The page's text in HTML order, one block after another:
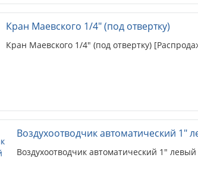
Кран Маевского 1/4" (под отвертку)
Кран Маевского 1/4" (под отвертку)
Воздухоотводчик автоматический 1"
Воздухоотводчик автоматический 1"